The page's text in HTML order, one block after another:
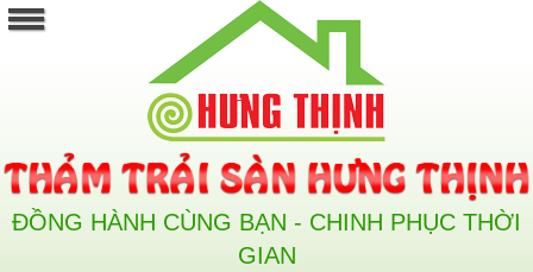
ĐỒNG HÀNH CÙNG BẠN - CHINH PHỤC THỜI
GIAN